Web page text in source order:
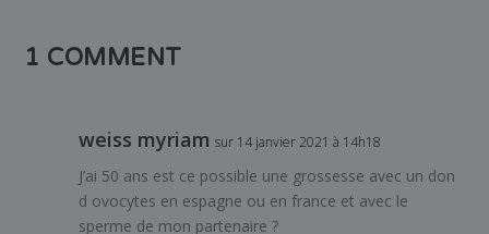
1 COMMENT
weiss myriam sur 14 janvier 2021 à 14h18
J’ai 50 ans est ce possible une grossesse avec un don
d ovocytes en espagne ou en france et avec le
sperme de mon partenaire ?